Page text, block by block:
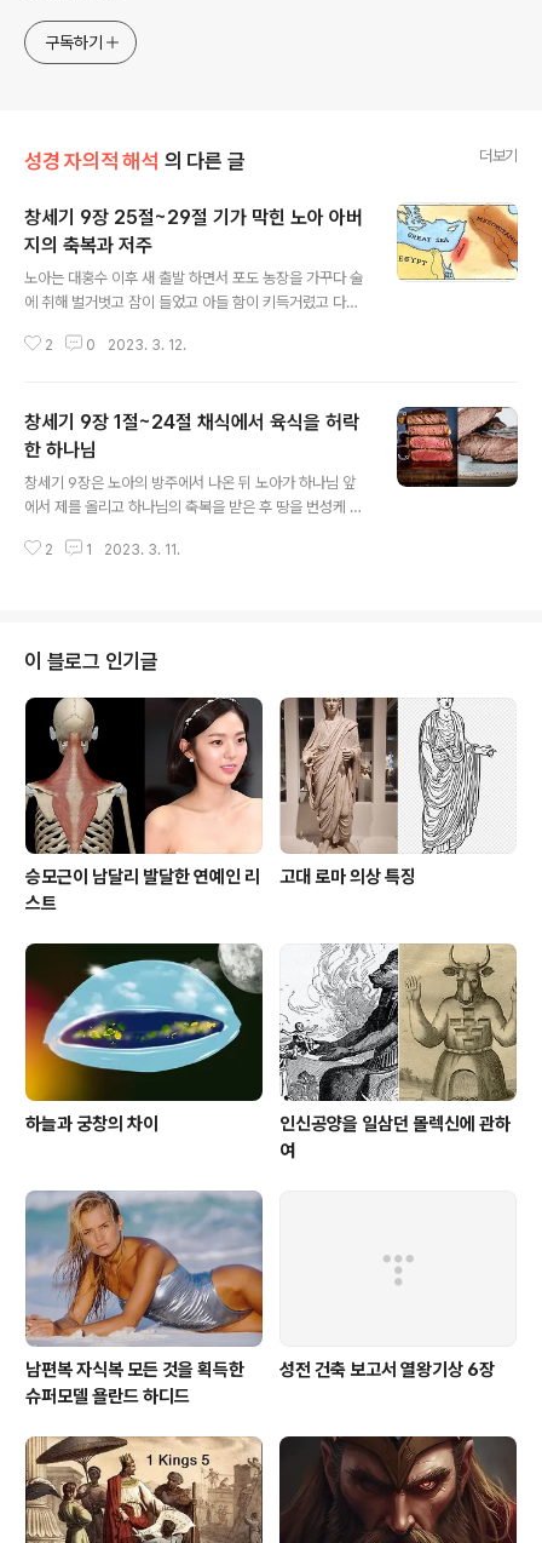
구독하기
성경 자의적 해석 의 다른 글 더보기
창세기 9장 25절~29절 기가 막힌 노아 아버
지의 축복과 저주
노아는 대홍수 이후 새 출발 하면서 포도 농장을 가꾸다 술
에 취해 벌거벗고 잠이 들었고 아들 함이 키득거렸고 다음
게는 저주를 내립니다. 가나안 땅이 아닌 가나안의 후손들
입니다. 가나안의 후손에게 저주를 내린 아버지 노아 창세
기 9장 1절에서 24절까지 포스팅은 아래 글 참고하시고
요. 다음 구절부터 시작합니다. https://bit.ly/401p1NH
창세기 9장 1절~24절 채식에서 육식을 허락한 하나님 창
서 제를 올리고 하나님의 축복을 받은 후 땅을 번성케 할 테
2 0 2023. 3. 12.
창세기 9장 1절~24절 채식에서 육식을 허락
한 하나님
창세기 9장은 노아의 방주에서 나온 뒤 노아가 하나님 앞
에서 제를 올리고 하나님의 축복을 받은 후 땅을 번성케 할
내라고 하십니다. 일종의 계약 관계가 성립된 것입니다. 그
nd said to them, " Be fruitful and multiply and fill t
he earth. 2. The fear of you and the dread of yo
u shall be upon every beast of the earth and up
on every bird o..
2 1 2023. 3. 11.
이 블로그 인기글
승모근이 남달리 발달한 연예인 리
스트
고대 로마 의상 특징
하늘과 궁창의 차이
인신공양을 일삼던 몰렉신에 관하
여
남편복 자식복 모든 것을 획득한
슈퍼모델 욜란드 하디드
성전 건축 보고서 열왕기상 6장